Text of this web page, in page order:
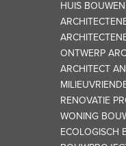
HUIS BOUWEN
ONTWERP
ARCHITECT
RENOVATIE
WONING
ECOLOGISCH